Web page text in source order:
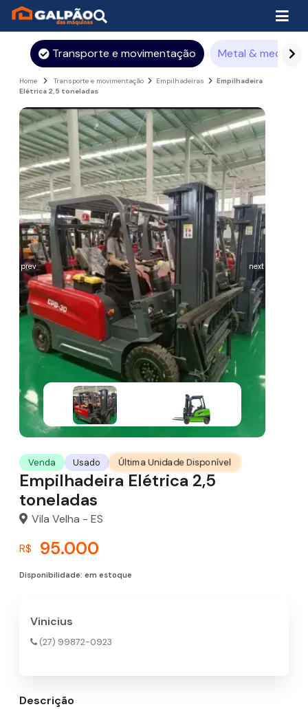
Transporte e movimentação Metal & mecânica
Home Transporte e movimentação Empilhadeiras
Empilhadeira
Elétrica 2,5 toneladas
prev next
Venda Usado Última Unidade Disponível
Empilhadeira Elétrica 2,5
toneladas
Vila Velha - ES
R$ 95.000
Disponibilidade: em estoque
Vinicius
(27) 99872-0923
Descrição